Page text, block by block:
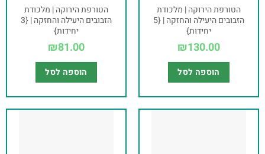
הטורפת הירוקה | מלכודת
הזבובים היעילה והחזקה | {5
יחידות}
₪130.00
הוספה לסל
הטורפת הירוקה | מלכודת
הזבובים היעילה והחזקה | {3
יחידות}
₪81.00
הוספה לסל